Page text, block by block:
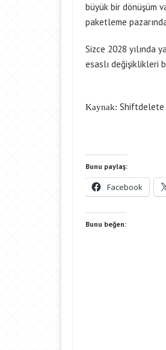
büyük bir dönüşüm
paketleme
Sizce 2028 yılında
esaslı değişiklikleri
Kaynak: Shiftdelete
Bunu paylaş:
Facebook
Bunu beğen: